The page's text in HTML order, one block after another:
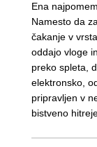
Ena
Namesto da
čakanje v
oddajo vloge
preko spleta,
elektronsko,
pripravljen v
bistveno